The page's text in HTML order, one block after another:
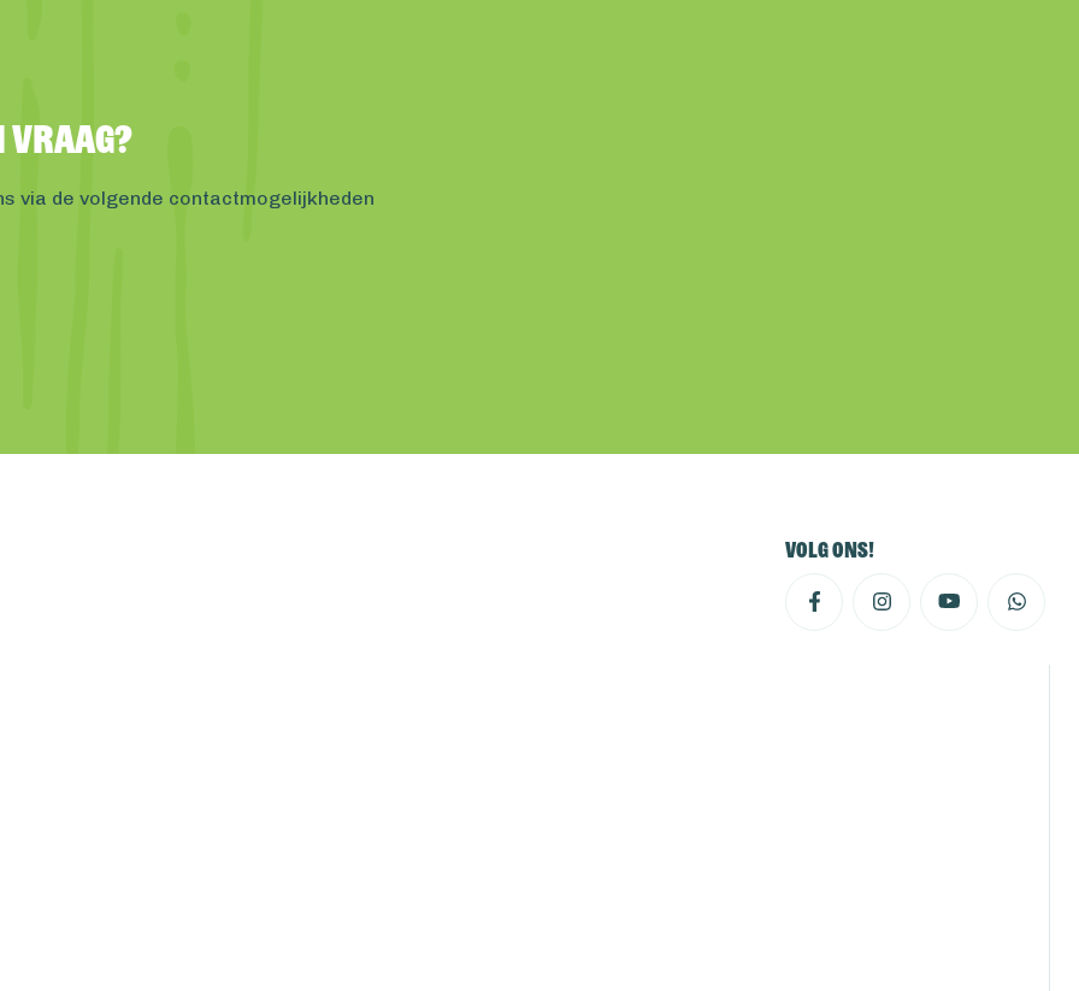
vraag?
via de volgende contactmogelijkheden
Volg ons!